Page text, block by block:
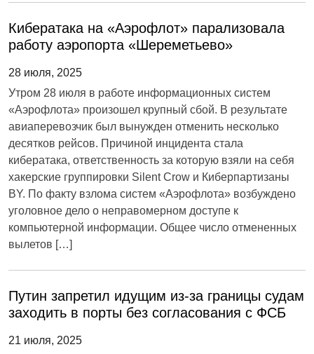
Кибератака на «Аэрофлот» парализовала
работу аэропорта «Шереметьево»
28 июля, 2025
Утром 28 июля в работе информационных систем
«Аэрофлота» произошел крупный сбой. В результате
авиаперевозчик был вынужден отменить несколько
десятков рейсов. Причиной инцидента стала
кибератака, ответственность за которую взяли на себя
хакерские группировки Silent Crow и Киберпартизаны
BY. По факту взлома систем «Аэрофлота» возбуждено
уголовное дело о неправомерном доступе к
компьютерной информации. Общее число отмененных
вылетов […]
Путин запретил идущим из-за границы судам
заходить в порты без согласования с ФСБ
21 июля, 2025